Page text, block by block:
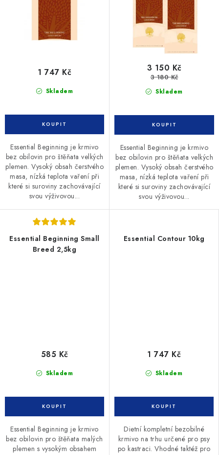
Skladem
1 747 Kč
Essential Beginning je krmivo
bez obilovin pro štěňata velkých
plemen. Vysoký obsah čerstvého
masa, nízká teplota vaření při
které si suroviny zachovávající
svou výživovou...
Skladem
3 150 Kč
3 180 Kč
Essential Beginning je krmivo
bez obilovin pro štěňata velkých
plemen. Vysoký obsah čerstvého
masa, nízká teplota vaření při
které si suroviny zachovávající
svou výživovou...
Essential Beginning Small
Breed 2,5kg
Skladem
585 Kč
Essential Beginning je krmivo
bez obilovin pro štěňata malých
plemen s vysokým obsahem
Essential Contour 10kg
Skladem
1 747 Kč
Dietní kompletní bezobilné
krmivo na trhu určené pro psy
po kastraci. Vhodné taktéž pro